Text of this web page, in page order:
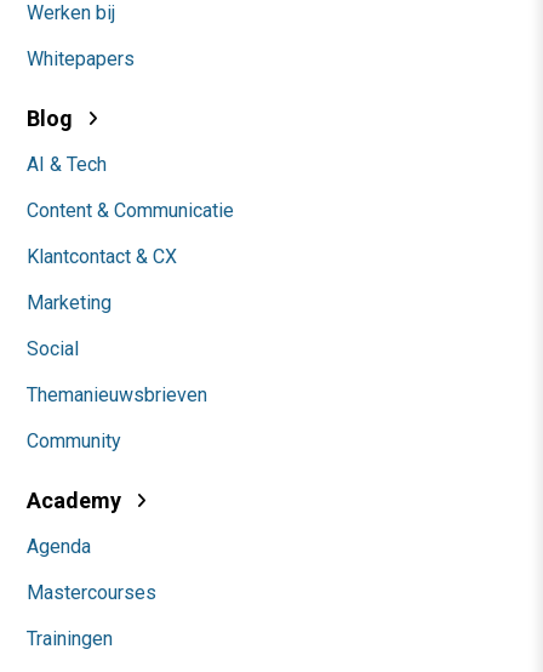
Werken bij
Whitepapers
Blog
AI & Tech
Content & Communicatie
Klantcontact & CX
Marketing
Social
Themanieuwsbrieven
Community
Academy
Agenda
Mastercourses
Trainingen